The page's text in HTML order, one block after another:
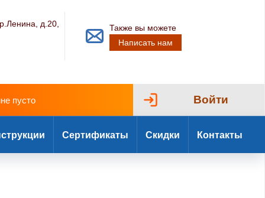
д.20,
Также вы можете
Написать нам
пусто Войти
Сертификаты Скидки Контакты